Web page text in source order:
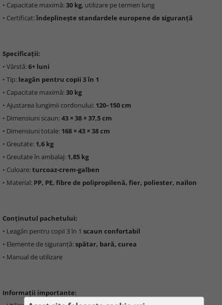
• Capacitate maximă:30 kg, utilizare pe termen lung
• Certificat:îndeplinește standardele europene de siguranță
Specificații:
• Vârstă:6+ luni
• Tip: leagăn pentru copii 3 în 1
• Capacitate maximă:30 kg
• Ajustarea lungimii cordonului: 120–150 cm
• Dimensiuni scaun:43 × 38 × 37,5 cm
• Dimensiuni totale: 168 × 43 × 38 cm
• Greutate: 1,6 kg
• Greutate în ambalaj: 1,85 kg
• Culoare:turcoaz-crem-galben
• Material: PP, PE, fibre de polipropilenă, fier, poliester, nailon
Conținutul pachetului:
• Leagăn pentru copii 3 în 1 scaun confortabil
• Elemente de siguranță:spătar, bară, curea
• Manual de utilizare
Informații importante: